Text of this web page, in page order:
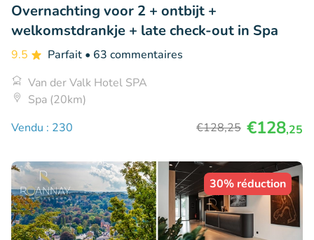
Overnachting voor 2 + ontbijt +
welkomstdrankje + late check-out in Spa
9.5 Parfait • 63 commentaires
Van der Valk Hotel SPA
Spa (20km)
Vendu : 230
€128,25 €128,25
30% réduction